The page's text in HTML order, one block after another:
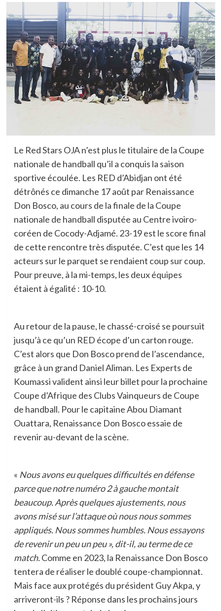
Le Red Stars OJA n’est plus le titulaire de la Coupe
nationale de handball qu’il a conquis la saison
sportive écoulée. Les RED d’Abidjan ont été
détrônés ce dimanche 17 août par Renaissance
Don Bosco, au cours de la finale de la Coupe
nationale de handball disputée au Centre ivoiro-
coréen de Cocody-Adjamé. 23-19 est le score final
de cette rencontre très disputée. C’est que les 14
acteurs sur le parquet se rendaient coup sur coup.
Pour preuve, à la mi-temps, les deux équipes
étaient à égalité : 10-10.
Au retour de la pause, le chassé-croisé se poursuit
jusqu’à ce qu’un RED écope d’un carton rouge.
C’est alors que Don Bosco prend de l’ascendance,
grâce à un grand Daniel Aliman. Les Experts de
Koumassi valident ainsi leur billet pour la prochaine
Coupe d’Afrique des Clubs Vainqueurs de Coupe
de handball. Pour le capitaine Abou Diamant
Ouattara, Renaissance Don Bosco essaie de
revenir au-devant de la scène.
« Nous avons eu quelques difficultés en défense
parce que notre numéro 2 à gauche montait
beaucoup. Après quelques ajustements, nous
avons misé sur l’attaque où nous nous sommes
appliqués. Nous sommes humbles. Nous essayons
de revenir un peu un peu », dit-il, au terme de ce
match.Comme en 2023, la Renaissance Don Bosco
tentera de réaliser le doublé coupe-championnat.
Mais face aux protégés du président Guy Akpa, y
arriveront-ils ? Réponse dans les prochains jours